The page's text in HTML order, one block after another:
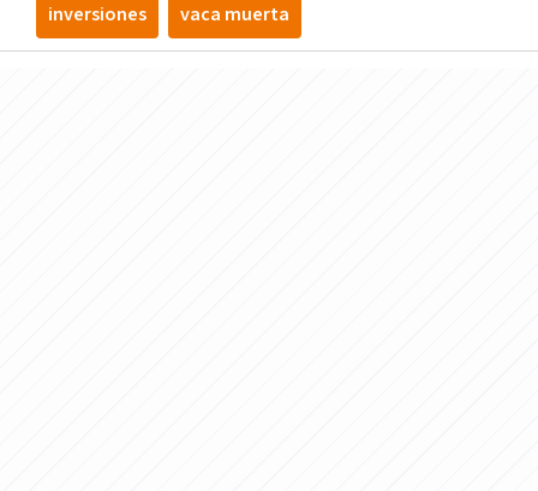
inversiones vaca muerta